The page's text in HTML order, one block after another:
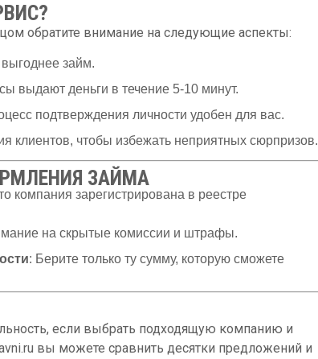
обратите внимание на следующие аспекты:
займ.
выдают деньги в течение 5-10 минут.
подтверждения личности удобен для вас.
клиентов, чтобы избежать неприятных сюрпризов.
ЗАЙМА
компания зарегистрирована в реестре
на скрытые комиссии и штрафы.
: Берите только ту сумму, которую сможете
если выбрать подходящую компанию и
вы можете сравнить десятки предложений и